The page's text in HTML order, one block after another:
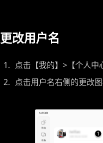
更改用户名
点击【我的】>【个人中
点击用户名右侧的更改